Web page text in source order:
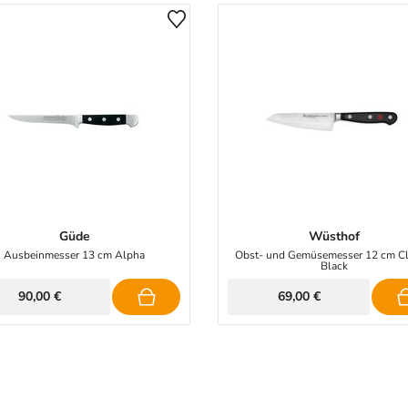
Güde
Ausbeinmesser 13 cm Alpha
90,00 €
Wüsthof
Obst- und Gemüsemesser 12 cm
Black
69,00 €